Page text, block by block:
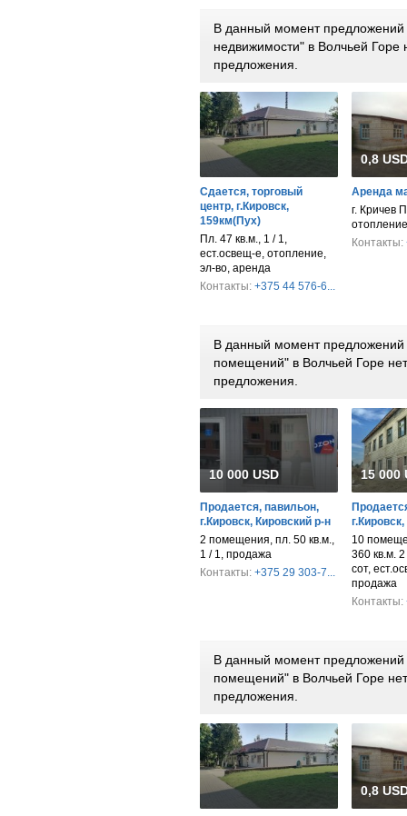
В данный момент предложений
недвижимости" в Волчьей
предложения.
Сдается, торговый
центр, г.Кировск,
159км(Пух)
Пл. 47 кв.м., 1 / 1,
ест.освещ-е, отопление,
эл-во, аренда
Контакты: +375 44 576-6...
0,8
Аренда
г. Кричев
Контакты:
В данный момент предложений
помещений" в Волчьей Горе
предложения.
10 000 USD
Продается, павильон,
г.Кировск, Кировский р-н
2 помещения, пл. 50 кв.м.,
1 / 1, продажа
Контакты: +375 29 303-7...
15 000
г.Кировск,
10
360 кв.м.
сот,
продажа
Контакты:
В данный момент предложений
помещений" в Волчьей Горе
предложения.
0,8